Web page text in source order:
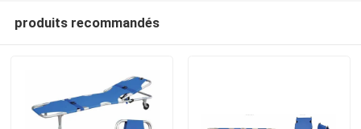
produits recommandés